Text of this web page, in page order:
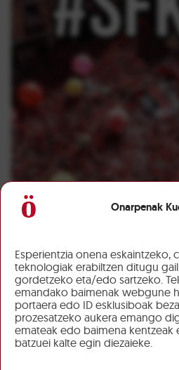
Onarpenak
Esperientzia onena eskaintzeko,
teknologiak erabiltzen ditugu
gordetzeko eta/edo sartzeko.
emandako baimenak webgune
portaera edo ID esklusiboak
prozesatzeko aukera emango
emateak edo baimena kentzeak
batzuei kalte egin diezaieke.